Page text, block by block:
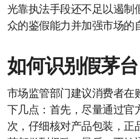
光靠执法手段还不足以遏制
众的鉴假能力并加强市场的
如何识别假茅台
市场监管部门建议消费者在
下几点：首先，尽量通过
次，仔细核对产品包装，正